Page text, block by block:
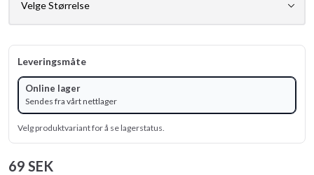
Leveringsmåte
Online lager
Sendes fra vårt nettlager
Velg produktvariant for å se lagerstatus.
69 SEK